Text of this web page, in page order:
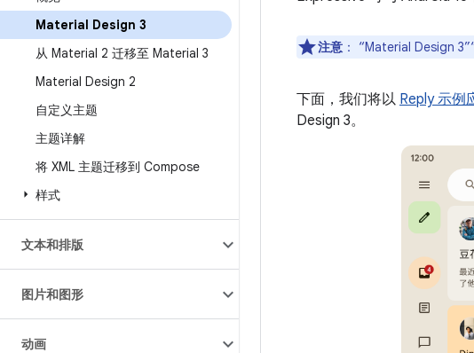
Material Design 3
从 Material 2 迁移至 Material 3
Material Design 2
自定义主题
主题详解
将 XML 主题迁移到 Compose
样式
文本和排版
图片和图形
动画
注意 ： “Material Design
下面，我们将以 Reply 示例
Design 3。